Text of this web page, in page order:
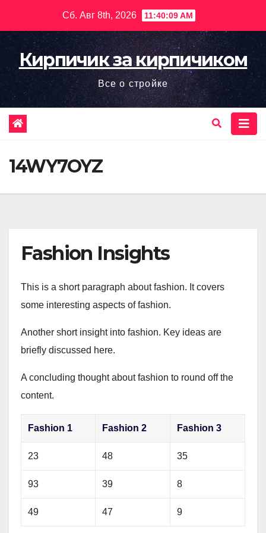
содержимому
Сб. Авг 8th, 2026 11:40:11 AM
Кирпичик за кирпичиком
Все о стройке
14WY7OYZ
Fashion Insights
This is a short paragraph about fashion. It covers
some interesting aspects of fashion.
Another short insight into fashion. Key ideas are
briefly discussed here.
A concluding thought about fashion to round off the
content.
Fashion 1 Fashion 2 Fashion 3
23 48 35
93 39 8
49 47 9